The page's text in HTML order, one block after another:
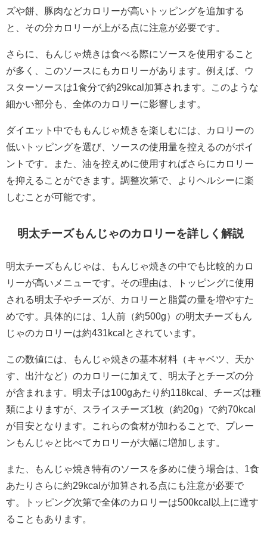
ズや餅、豚肉などカロリーが高いトッピングを追加する
と、その分カロリーが上がる点に注意が必要です。
さらに、もんじゃ焼きは食べる際にソースを使用すること
が多く、このソースにもカロリーがあります。例えば、ウ
スターソースは1食分で約29kcal加算されます。このような
細かい部分も、全体のカロリーに影響します。
ダイエット中でももんじゃ焼きを楽しむには、カロリーの
低いトッピングを選び、ソースの使用量を控えるのがポイ
ントです。また、油を控えめに使用すればさらにカロリー
を抑えることができます。調整次第で、よりヘルシーに楽
しむことが可能です。
明太チーズもんじゃのカロリーを詳しく解説
明太チーズもんじゃは、もんじゃ焼きの中でも比較的カロ
リーが高いメニューです。その理由は、トッピングに使用
される明太子やチーズが、カロリーと脂質の量を増やすた
めです。具体的には、1人前（約500g）の明太チーズもん
じゃのカロリーは約431kcalとされています。
この数値には、もんじゃ焼きの基本材料（キャベツ、天か
す、出汁など）のカロリーに加えて、明太子とチーズの分
が含まれます。明太子は100gあたり約118kcal、チーズは種
類によりますが、スライスチーズ1枚（約20g）で約70kcal
が目安となります。これらの食材が加わることで、プレー
ンもんじゃと比べてカロリーが大幅に増加します。
また、もんじゃ焼き特有のソースを多めに使う場合は、1食
あたりさらに約29kcalが加算される点にも注意が必要で
す。トッピング次第で全体のカロリーは500kcal以上に達す
ることもあります。